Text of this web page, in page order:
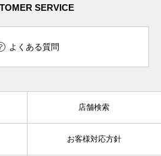
SERVICE
よくある質問
店舗検索
お客様対応方針